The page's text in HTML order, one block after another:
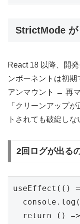
StrictMode が
React 18 以降、開
ンポーネントは初
アンマウント → 再
「クリーンアップ
トされても破綻し
2回ログが出る
useEffect(()
return ()